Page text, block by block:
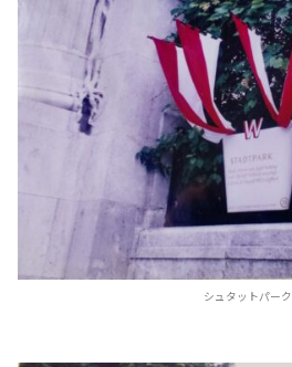
シュタットパーク